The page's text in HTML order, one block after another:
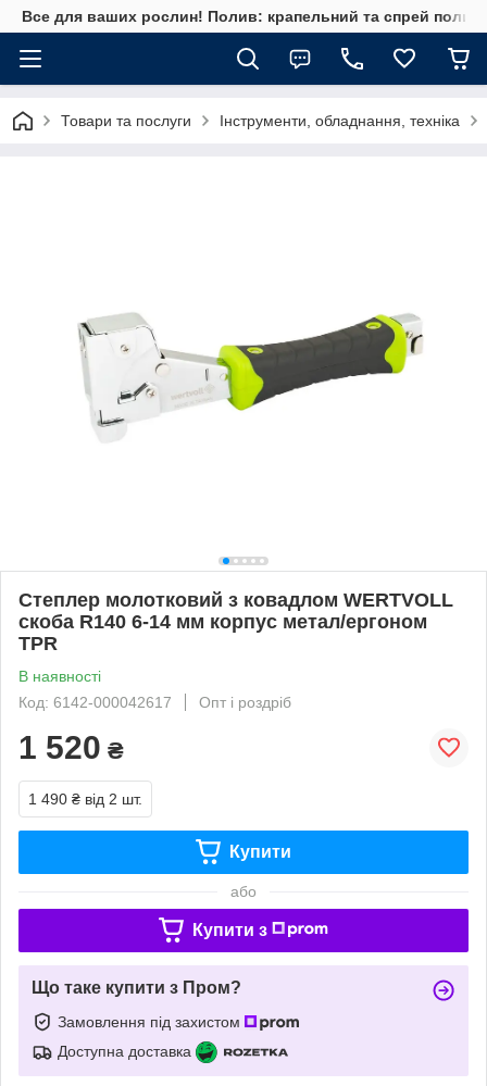
Все для ваших рослин! Полив: крапельний та спрей полив,
Товари та послуги Інструменти, обладнання, техніка
Степлер молотковий з ковадлом WERTVOLL
скоба R140 6-14 мм корпус метал/ергоном
TPR
В наявності
Код: 6142-000042617
Опт і роздріб
1 520 ₴
1 490 ₴ від 2 шт.
Купити
або
Купити з
Що таке купити з Пром?
Замовлення під захистом
Доступна доставка